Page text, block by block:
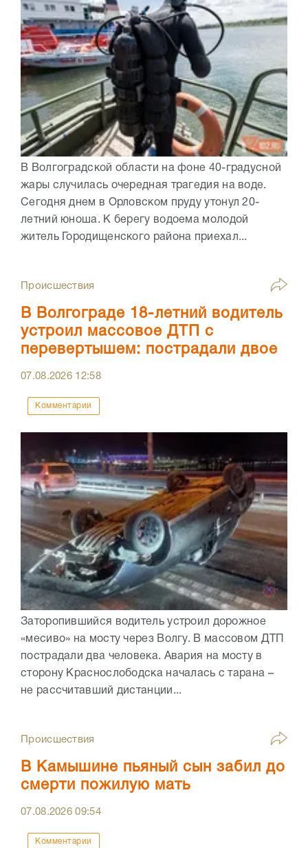
В Волгоградской области на фоне 40-градусной
жары случилась очередная трагедия на воде.
Сегодня днем в Орловском пруду утонул 20-
летний юноша. К берегу водоема молодой
житель Городищенского района приехал...
Происшествия
В Волгограде 18-летний водитель
устроил массовое ДТП с
перевертышем: пострадали двое
07.08.2026 12:58
Комментарии
Заторопившийся водитель устроил дорожное
«месиво» на мосту через Волгу. В массовом ДТП
пострадали два человека. Авария на мосту в
сторону Краснослободска началась с тарана –
не рассчитавший дистанции...
Происшествия
В Камышине пьяный сын забил до
смерти пожилую мать
07.08.202609:54
Комментарии